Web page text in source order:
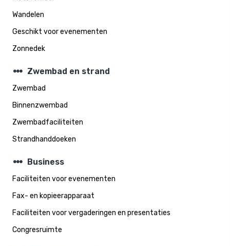
Wandelen
Geschikt voor evenementen
Zonnedek
steppers Zwembad en strand
Zwembad
Binnenzwembad
Zwembadfaciliteiten
Strandhanddoeken
steppers Business
Faciliteiten voor evenementen
Fax- en kopieerapparaat
Faciliteiten voor vergaderingen en presentaties
Congresruimte